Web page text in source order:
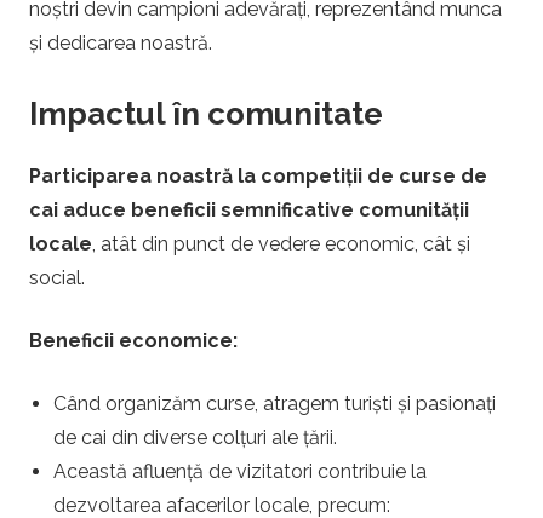
noștri devin campioni adevărați, reprezentând munca
și dedicarea noastră.
Impactul în comunitate
Participarea noastră la competiții de curse de
cai aduce beneficii semnificative comunității
locale, atât din punct de vedere economic, cât și
social.
Beneficii economice:
Când organizăm curse, atragem turiști și pasionați
de cai din diverse colțuri ale țării.
Această afluență de vizitatori contribuie la
dezvoltarea afacerilor locale, precum: